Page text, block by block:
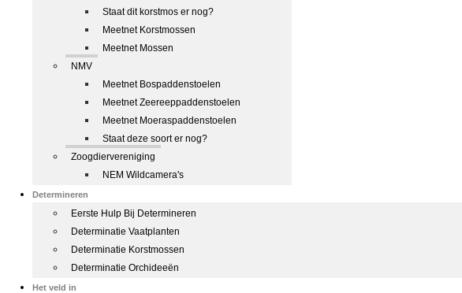
Staat dit korstmos er nog?
Meetnet Korstmossen
Meetnet Mossen
NMV
Meetnet Bospaddenstoelen
Meetnet Zeereeppaddenstoelen
Meetnet Moeraspaddenstoelen
Staat deze soort er nog?
Zoogdiervereniging
NEM Wildcamera's
Determineren
Eerste Hulp Bij Determineren
Determinatie Vaatplanten
Determinatie Korstmossen
Determinatie Orchideeën
Het veld in